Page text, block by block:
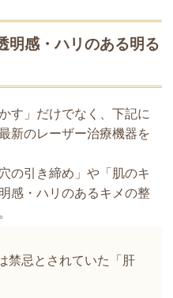
明感・ハリのある明る
す」だけでなく、下記に
新のレーザー治療機器を
の引き締め」や「肌のキ
感・ハリのあるキメの整
禁忌とされていた「肝